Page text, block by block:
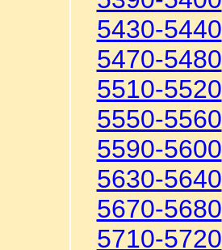
5430-5440
5470-5480
5510-5520
5550-5560
5590-5600
5630-5640
5670-5680
5710-5720